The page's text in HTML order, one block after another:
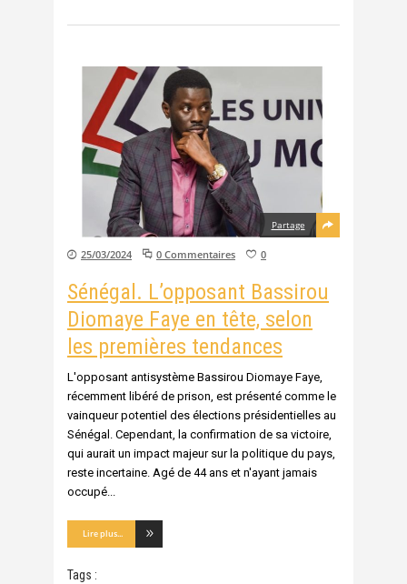
Partage
25/03/2024 0 Commentaires 0
Sénégal. L’opposant Bassirou
Diomaye Faye en tête, selon
les premières tendances
L'opposant antisystème Bassirou Diomaye Faye,
récemment libéré de prison, est présenté comme le
vainqueur potentiel des élections présidentielles au
Sénégal. Cependant, la confirmation de sa victoire,
qui aurait un impact majeur sur la politique du pays,
reste incertaine. Agé de 44 ans et n'ayant jamais
occupé
Lire plus...
Tags :